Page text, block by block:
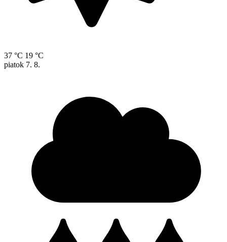
37 °C 19 °C
piatok 7. 8.